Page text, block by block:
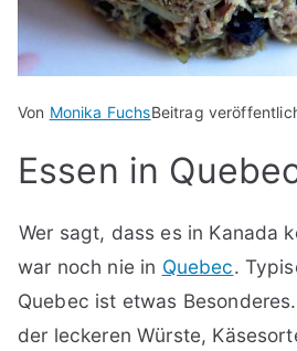
Von Monika FuchsBeitrag
Essen in
Wer sagt, dass es in Kanada
war noch nie in Quebec.
Quebec ist etwas
der leckeren Würste,